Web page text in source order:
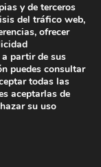
y de terceros
del tráfico web,
ofrecer
partir de sus
puedes consultar
todas las
aceptarlas de
su uso